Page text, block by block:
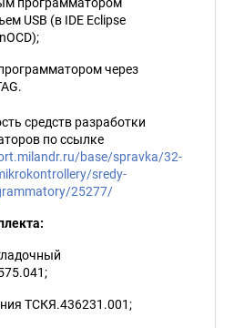
USB (в IDE Eclipse
через
средств разработки
по ссылке
base/spravka/32-
sredy-
25277/
ТСКЯ.436231.001;